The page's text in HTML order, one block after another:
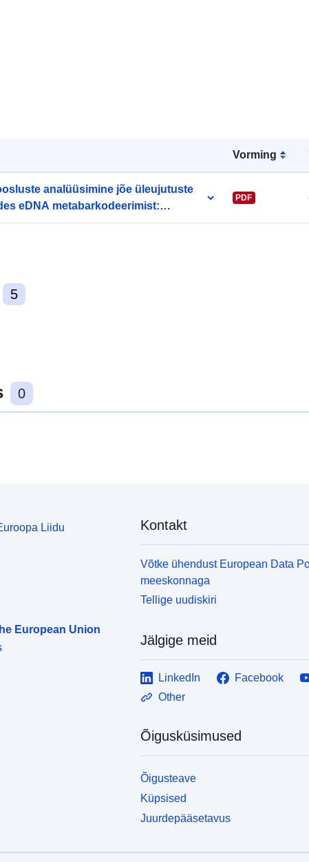
Vorming
analüüsimine jõe üleujutuste
eDNA metabarkodeerimist:
ja keskkonnatingimuste tähtsus
PDF
5
0
Liidu
European Union
Kontakt
Võtke ühendust European Data
meeskonnaga
Tellige uudiskiri
Jälgige meid
LinkedIn Facebook
Other
Õigusküsimused
Õigusteave
Küpsised
Juurdepääsetavus